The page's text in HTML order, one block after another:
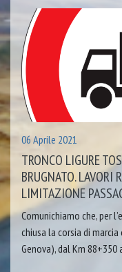
06 Aprile 2021
TRONCO LIGURE
BRUGNATO. LAVORI
LIMITAZIONE
Comunichiamo che, per
chiusa la corsia di
Genova), dal Km 88+350